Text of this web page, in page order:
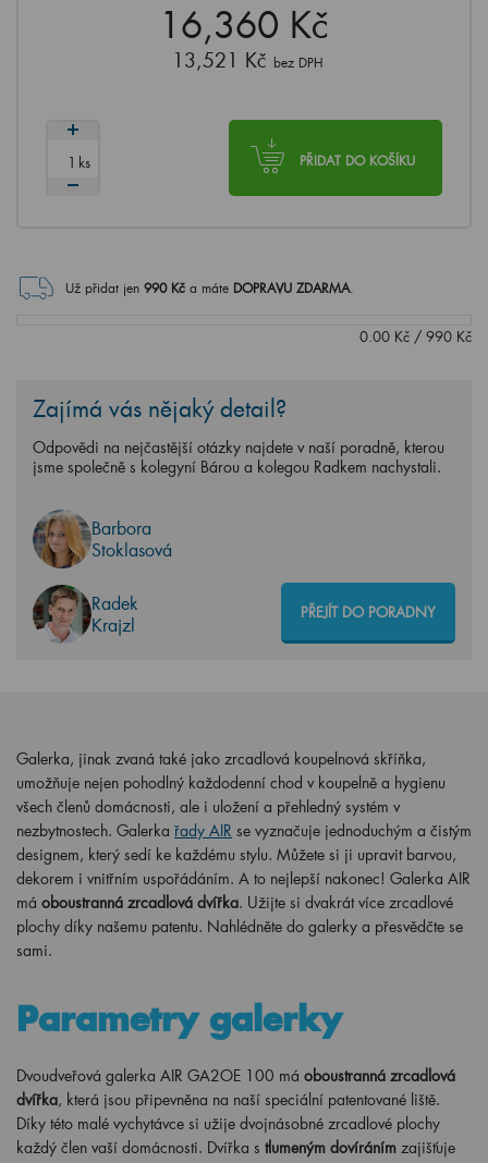
16,360 Kč
13,521 Kč bez DPH
PŘIDAT DO KOŠÍKU
ks
Už přidat jen 990Kč a máte DOPRAVU ZDARMA.
0.00 Kč / 990 Kč
Zajímá vás nějaký detail?
Odpovědi na nejčastější otázky najdete v naší poradně, kterou
jsme společně s kolegyní Bárou a kolegou Radkem nachystali.
Barbora
Stoklasová
Radek
Krajzl
PŘEJÍT DO PORADNY
Galerka, jinak zvaná také jako zrcadlová koupelnová skříňka,
umožňuje nejen pohodlný každodenní chod v koupelně a hygienu
všech členů domácnosti, ale i uložení a přehledný systém v
nezbytnostech. Galerka řady AIR se vyznačuje jednoduchým a čistým
designem, který sedí ke každému stylu. Můžete si ji upravit barvou,
dekorem i vnitřním uspořádáním. A to nejlepší nakonec! Galerka AIR
má oboustranná zrcadlová dvířka. Užijte si dvakrát více zrcadlové
plochy díky našemu patentu. Nahlédněte do galerky a přesvědčte se
sami.
Parametry galerky
Dvoudveřová galerka AIR GA2OE 100 má oboustranná zrcadlová
dvířka, která jsou připevněna na naší speciální patentované liště.
Díky této malé vychytávce si užije dvojnásobné zrcadlové plochy
každý člen vaší domácnosti. Dvířka s tlumeným dovíráním zajišťuje